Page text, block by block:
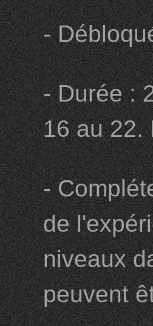
-
- Durée :
16 au 22.
-
de
niveaux
peuvent